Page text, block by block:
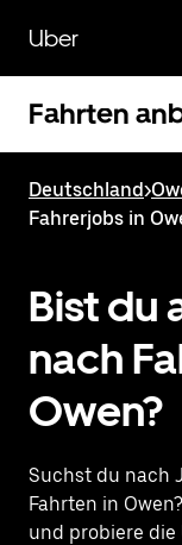
zum
Hauptinhalt
Uber
Fahrten
Deutschland>
Fahrerjobs in
Bist du
nach
Owen?
Suchst du nach
Fahrten in
und probiere die